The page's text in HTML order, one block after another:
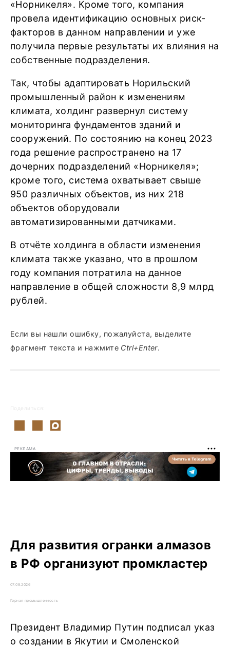
«Норникеля». Кроме того, компания
провела идентификацию основных риск-
факторов в данном направлении и уже
получила первые результаты их влияния на
собственные подразделения.
Так, чтобы адаптировать Норильский
промышленный район к изменениям
климата, холдинг развернул систему
мониторинга фундаментов зданий и
сооружений. По состоянию на конец 2023
года решение распространено на 17
дочерних подразделений «Норникеля»;
кроме того, система охватывает свыше
950 различных объектов, из них 218
объектов оборудовали
автоматизированными датчиками.
В отчёте холдинга в области изменения
климата также указано, что в прошлом
году компания потратила на данное
направление в общей сложности 8,9 млрд
рублей.
Если вы нашли ошибку, пожалуйста, выделите
фрагмент текста и нажмите Ctrl+Enter.
Поделиться:
РЕКЛАМА
Для развития огранки алмазов
в РФ организуют промкластер
07.08.2026
Горная промышленность
Президент Владимир Путин подписал указ
о создании в Якутии и Смоленской